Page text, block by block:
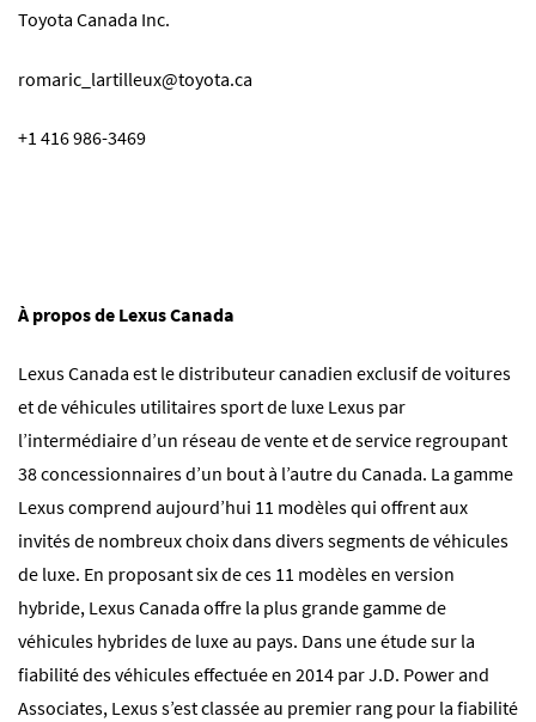
Toyota Canada Inc.
romaric_lartilleux@toyota.ca
+1 416 986-3469
À propos de Lexus Canada
Lexus Canada est le distributeur canadien exclusif de voitures
et de véhicules utilitaires sport de luxe Lexus par
l’intermédiaire d’un réseau de vente et de service regroupant
38 concessionnaires d’un bout à l’autre du Canada. La gamme
Lexus comprend aujourd’hui 11 modèles qui offrent aux
invités de nombreux choix dans divers segments de véhicules
de luxe. En proposant six de ces 11 modèles en version
hybride, Lexus Canada offre la plus grande gamme de
véhicules hybrides de luxe au pays. Dans une étude sur la
fiabilité des véhicules effectuée en 2014 par J.D. Power and
Associates, Lexus s’est classée au premier rang pour la fiabilité